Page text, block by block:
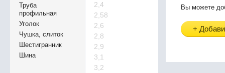
Труба
профильная
Уголок
Чушка, слиток
Шестигранник
Шина
2,4
2,58
2,6
2,8
2,9
3,1
3,2
Вы можете
+